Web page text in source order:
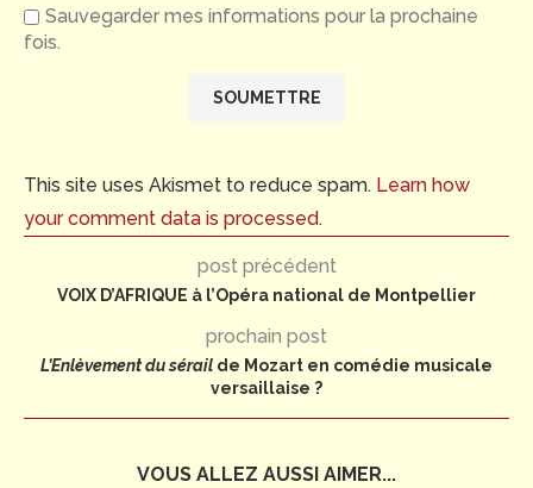
Sauvegarder mes informations pour la prochaine
fois.
This site uses Akismet to reduce spam. Learn how
your comment data is processed.
post précédent
VOIX D’AFRIQUE à l’Opéra national de Montpellier
prochain post
L’Enlèvement du sérail de Mozart en comédie musicale
versaillaise ?
VOUS ALLEZ AUSSI AIMER...